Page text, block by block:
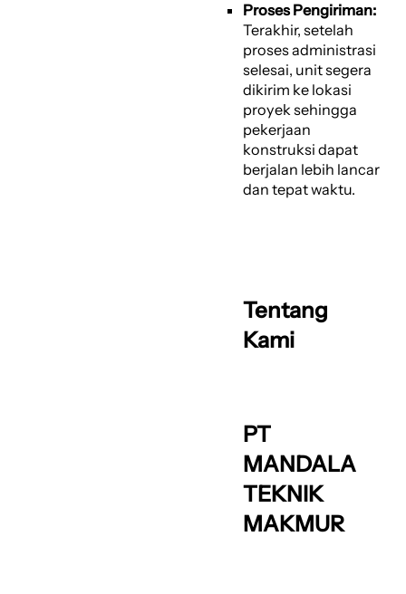
Proses Pengiriman:
Terakhir, setelah
proses administrasi
selesai, unit segera
dikirim ke lokasi
proyek sehingga
pekerjaan
konstruksi dapat
berjalan lebih lancar
dan tepat waktu.
Tentang
Kami
PT
MANDALA
TEKNIK
MAKMUR